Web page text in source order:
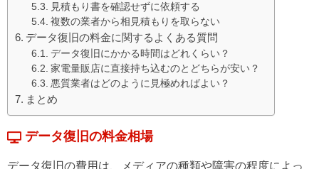
見積もり書を確認せずに依頼する
複数の業者から相見積もりを取らない
データ復旧の料金に関するよくある質問
データ復旧にかかる時間はどれくらい？
家電量販店に直接持ち込むのとどちらが安い？
悪質業者はどのように見極めればよい？
まとめ
データ復旧の料金相場
データ復旧の費用は、メディアの種類や障害の程度によっ